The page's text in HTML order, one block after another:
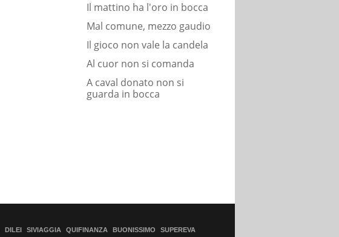
Il mattino ha l'oro in bocca
Mal comune, mezzo gaudio
Il gioco non vale la candela
Al cuor non si comanda
A caval donato non si
guarda in bocca
DILEI SIVIAGGIA QUIFINANZA BUONISSIMO SUPEREVA